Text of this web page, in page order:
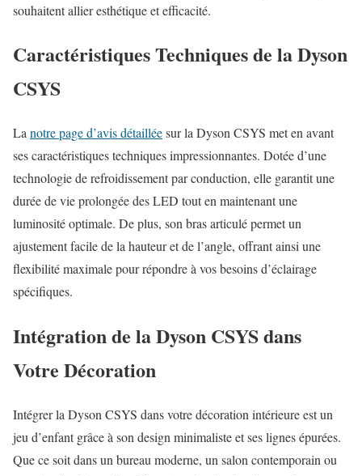
souhaitent allier esthétique et efficacité.
Caractéristiques Techniques de la Dyson
CSYS
Lanotre page d’avis détailléesur la Dyson CSYS met en avant
ses caractéristiques techniques impressionnantes. Dotée d’une
technologie de refroidissement par conduction, elle garantit une
durée de vie prolongée des LED tout en maintenant une
luminosité optimale. De plus, son bras articulé permet un
ajustement facile de la hauteur et de l’angle, offrant ainsi une
flexibilité maximale pour répondre à vos besoins d’éclairage
spécifiques.
Intégration de la Dyson CSYS dans
Votre Décoration
Intégrer la Dyson CSYS dans votre décoration intérieure est un
jeu d’enfant grâce à son design minimaliste et ses lignes épurées.
Que ce soit dans un bureau moderne, un salon contemporain ou